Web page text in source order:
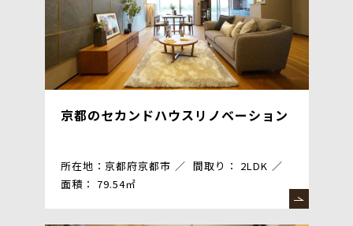
京都のセカンドハウスリノベーション
所在地：京都府京都市
間取り： 2LDK
面積： 79.54㎡